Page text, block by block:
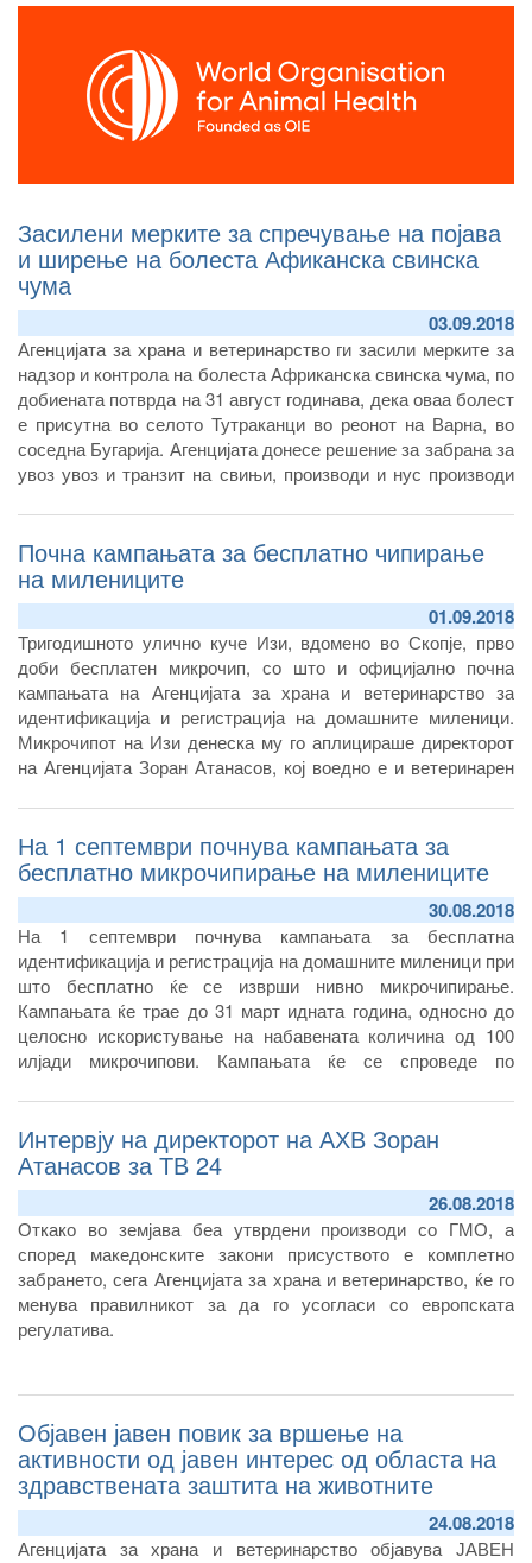
Засилени мерките за спречување на појава
и ширење на болеста Афиканска свинска
чума
03.09.2018
Агенцијата за храна и ветеринарство ги засили мерките за
надзор и контрола на болеста Африканска свинска чума, по
добиената потврда на 31 август годинава, дека оваа болест
е присутна во селото Тутраканци во реонот на Варна, во
соседна Бугарија. Агенцијата донесе решение за забрана за
увоз увоз и транзит на свињи, производи и нус производи
присуство на болеста, со цел заштита од внесување на
вирусот на Африканска свинска чума во нашата земја.
Почна кампањата за бесплатно чипирање
на милениците
01.09.2018
Тригодишното улично куче Изи, вдомено во Скопје, прво
доби бесплатен микрочип, со што и официјално почна
кампањата на Агенцијата за храна и ветеринарство за
идентификација и регистрација на домашните миленици.
Микрочипот на Изи денеска му го аплицираше директорот
на Агенцијата Зоран Атанасов, кој воедно е и ветеринарен
На 1 септември почнува кампањата за
бесплатно микрочипирање на милениците
30.08.2018
На 1 септември почнува кампањата за бесплатна
идентификација и регистрација на домашните миленици при
што бесплатно ќе се изврши нивно микрочипирање.
Кампањата ќе трае до 31 март идната година, односно до
целосно искористување на набавената количина од 100
илјади микрочипови. Кампањата ќе се спроведе по
Интервју на директорот на АХВ Зоран
Атанасов за ТВ 24
26.08.2018
Откако во земјава беа утврдени производи со ГМО, а
според македонските закони присуството е комплетно
забрането, сега Агенцијата за храна и ветеринарство, ќе го
менува правилникот за да го усогласи со европската
регулатива.
Објавен јавен повик за вршење на
активности од јавен интерес од областа на
здравствената заштита на животните
24.08.2018
Агенцијата за храна и ветеринарство објавува ЈАВЕН